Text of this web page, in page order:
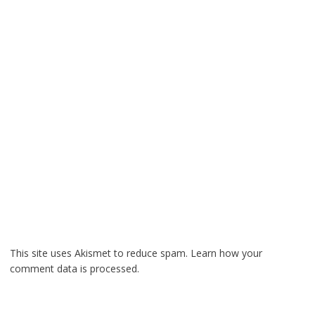
This site uses Akismet to reduce spam. Learn how your
comment data is processed.